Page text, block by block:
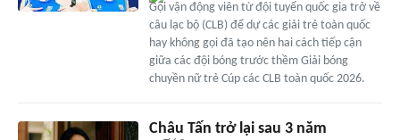
Gọi vận động viên từ đội tuyển quốc gia trở về
câu lạc bộ (CLB) để dự các giải trẻ toàn quốc
hay không gọi đã tạo nên hai cách tiếp cận
giữa các đội bóng trước thềm Giải bóng
chuyền nữ trẻ Cúp các CLB toàn quốc 2026.
Châu Tấn trở lại sau 3 năm